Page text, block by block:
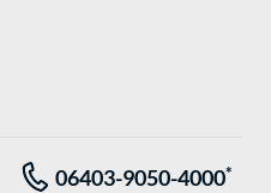
06403-9050-4000*